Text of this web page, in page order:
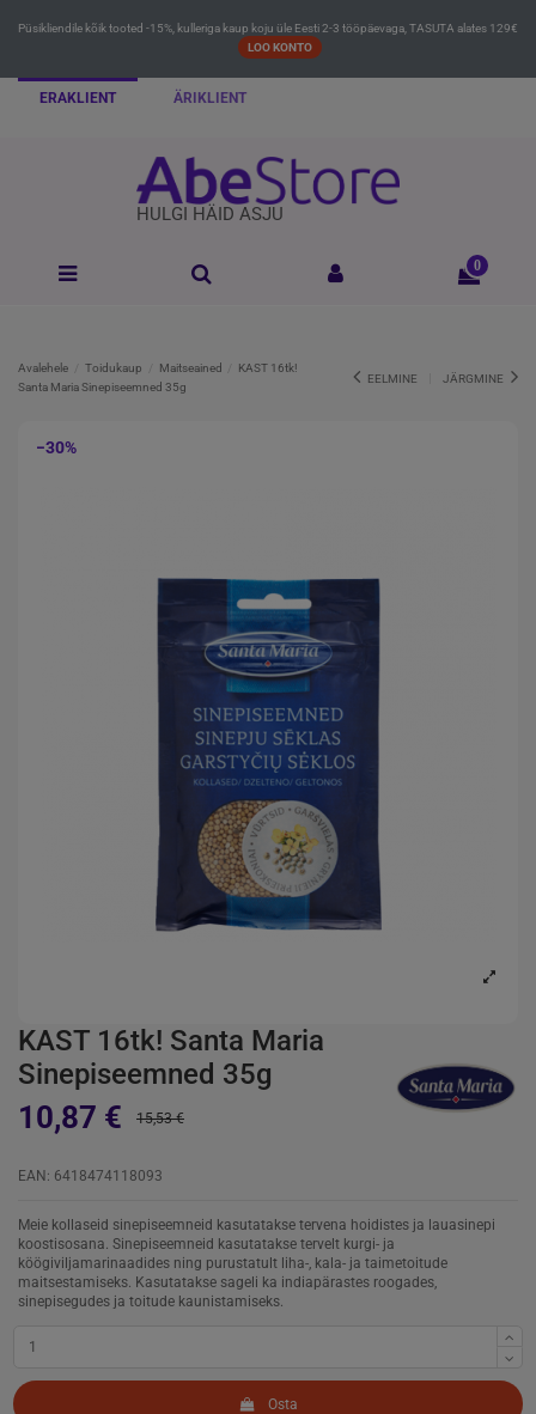
Püsikliendile kõik tooted -15%, kulleriga kaup koju üle Eesti 2-3 tööpäevaga, TASUTA alates 129€
LOO KONTO
ERAKLIENT ÄRIKLIENT
HULGI HÄID ASJU
0
Avalehele Toidukaup Maitseained
KAST 16tk!
Santa Maria Sinepiseemned 35g
EELMINE JÄRGMINE
−30%
KAST 16tk! Santa Maria
Sinepiseemned 35g
10,87 € 15,53 €
EAN: 6418474118093
Meie kollaseid sinepiseemneid kasutatakse tervena hoidistes ja lauasinepi
koostisosana. Sinepiseemneid kasutatakse tervelt kurgi- ja
köögiviljamarinaadides ning purustatult liha-, kala- ja taimetoitude
maitsestamiseks. Kasutatakse sageli ka indiapärastes roogades,
sinepisegudes ja toitude kaunistamiseks.
Osta